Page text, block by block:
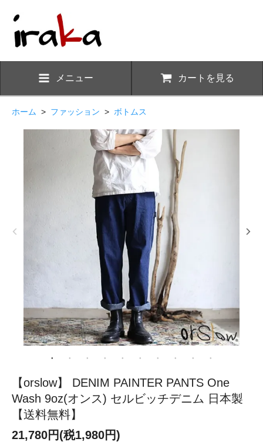
メニュー カートを見る
ホーム > ファッション > ボトムス
【orslow】 DENIM PAINTER PANTS One
Wash 9oz(オンス) セルビッチデニム 日本製
【送料無料】
21,780円(税1,980円)